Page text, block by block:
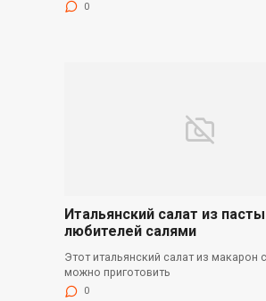
0
Итальянский салат из
любителей салями
Этот итальянский салат из макарон
можно приготовить
0